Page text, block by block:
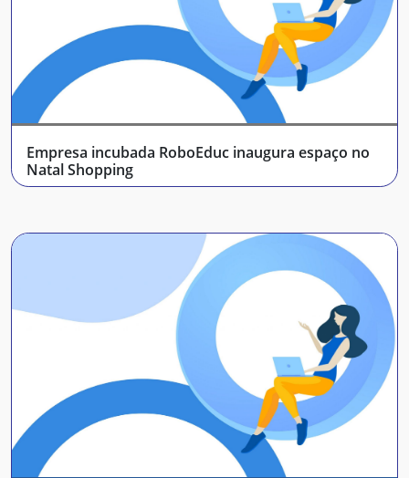
Empresa incubada RoboEduc inaugura espaço no
Natal Shopping